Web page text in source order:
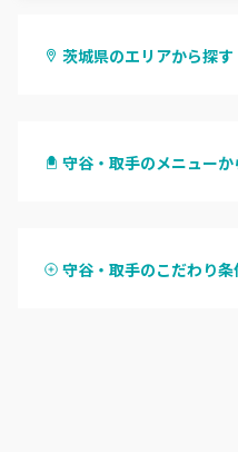
茨城県のエリアから探す
守谷・取手のメニューか
守谷・取手のこだわり